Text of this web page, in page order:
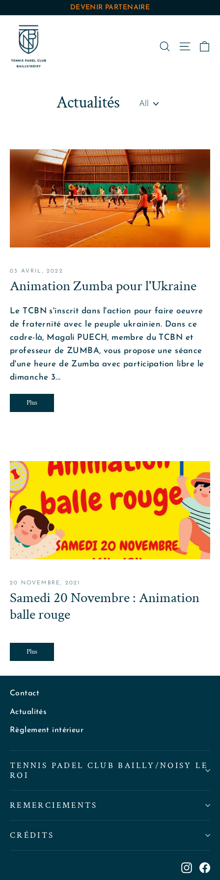
contenu
DEVENIR PARTENAIRE
Rechercher
Actualités
03 AVRIL, 2022
Animation Zumba pour l'Ukraine
Le TCBN s'inscrit dans l'action pour faire oeuvre
de fraternité avec le peuple ukrainien. Dans ce
cadre-là, Magali PUECH, membre du TCBN et
professeur de ZUMBA, vous propose une séance
d'une heure de Zumba avec participation libre le
dimanche 3...
Plus
20 NOVEMBRE, 2021
Samedi 20 Novembre : Animation
balle rouge
Plus
Contact
Actualités
Règlement intérieur
TENNIS PADEL CLUB BAILLY/NOISY LE
ROI
REMERCIEMENTS
CRÉDITS